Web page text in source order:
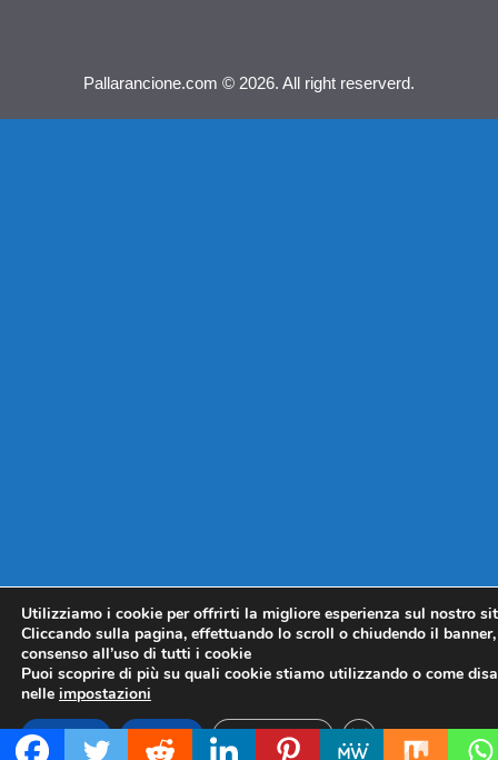
Pallarancione.com © 2026. All right reserverd.
Utilizziamo i cookie per offrirti la migliore esperienza sul nostro
Cliccando sulla pagina, effettuando lo scroll o chiudendo il
consenso all’uso di tutti i cookie
Puoi scoprire di più su quali cookie stiamo utilizzando o come
nelle impostazioni
Accetta Rifiuta Impostazioni CLOSE GDPR